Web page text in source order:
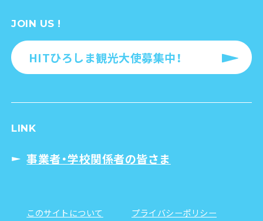
JOIN US !
HITひろしま観光大使募集中！
LINK
事業者・学校関係者の皆さま
このサイトについて プライバシーポリシー